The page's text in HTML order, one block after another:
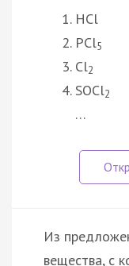
HCl
PCl5
Cl2
SOCl2
…
Из
вещества, с